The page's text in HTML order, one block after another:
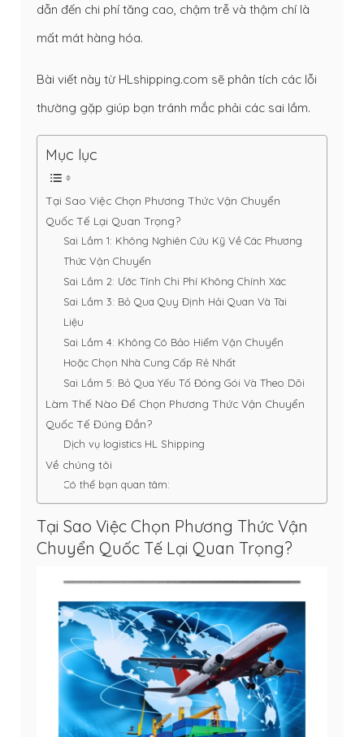
dẫn đến chi phí tăng cao, chậm trễ và thậm chí là
mất mát hàng hóa.
Bài viết này từ HLshipping.com sẽ phân tích các lỗi
thường gặp giúp bạn tránh mắc phải các sai lầm.
Mục lục
Tại Sao Việc Chọn Phương Thức Vận Chuyển
Quốc Tế Lại Quan Trọng?
Sai Lầm 1: Không Nghiên Cứu Kỹ Về Các Phương
Thức Vận Chuyển
Sai Lầm 2: Ước Tính Chi Phí Không Chính Xác
Sai Lầm 3: Bỏ Qua Quy Định Hải Quan Và Tài
Liệu
Sai Lầm 4: Không Có Bảo Hiểm Vận Chuyển
Hoặc Chọn Nhà Cung Cấp Rẻ Nhất
Sai Lầm 5: Bỏ Qua Yếu Tố Đóng Gói Và Theo Dõi
Làm Thế Nào Để Chọn Phương Thức Vận Chuyển
Quốc Tế Đúng Đắn?
Dịch vụ logistics HL Shipping
Về chúng tôi
Có thể bạn quan tâm:
Tại Sao Việc Chọn Phương Thức Vận
Chuyển Quốc Tế Lại Quan Trọng?